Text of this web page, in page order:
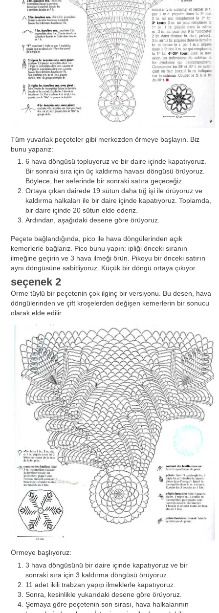
Tüm yuvarlak peçeteler gibi merkezden örmeye başlayın. Biz
bunu yaparız:
6 hava döngüsü topluyoruz ve bir daire içinde kapatıyoruz.
Bir sonraki sıra için üç kaldırma havası döngüsü örüyoruz.
Böylece, her seferinde bir sonraki satıra geçeceğiz.
Ortaya çıkan dairede 19 sütun daha tığ işi ile örüyoruz ve
kaldırma halkaları ile bir daire içinde kapatıyoruz. Toplamda,
bir daire içinde 20 sütun elde ederiz.
Ardından, aşağıdaki desene göre örüyoruz.
Peçete bağlandığında, pico ile hava döngülerinden açık
kemerlerle bağlarız. Pico bunu yapın: ipliği önceki sıranın
ilmeğine geçirin ve 3 hava ilmeği örün. Pikoyu bir önceki satırın
aynı döngüsüne sabitliyoruz. Küçük bir döngü ortaya çıkıyor.
seçenek 2
Örme tüylü bir peçetenin çok ilginç bir versiyonu. Bu desen, hava
döngülerinden ve çift kroşelerden değişen kemerlerin bir sonucu
olarak elde edilir.
Örmeye başlıyoruz:
3 hava döngüsünü bir daire içinde kapatıyoruz ve bir
sonraki sıra için 3 kaldırma döngüsü örüyoruz.
11 adet ikili trabzan yapıp ilmeklerle kapatıyoruz.
Sonra, kesinlikle yukarıdaki desene göre örüyoruz.
Şemaya göre peçetenin son sırası, hava halkalarının